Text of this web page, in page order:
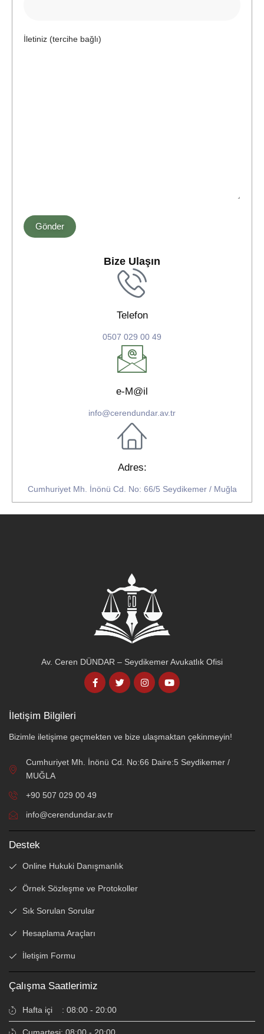
İletiniz (tercihe bağlı)
Bize Ulaşın
Telefon
0507 029 00 49
e-M@il
info@cerendundar.av.tr
Adres:
Cumhuriyet Mh. İnönü Cd. No: 66/5 Seydikemer / Muğla
Av. Ceren DÜNDAR – Seydikemer Avukatlık Ofisi
İletişim Bilgileri
Bizimle iletişime geçmekten ve bize ulaşmaktan çekinmeyin!
Cumhuriyet Mh. İnönü Cd. No:66 Daire:5 Seydikemer /
MUĞLA
+90 507 029 00 49
info@cerendundar.av.tr
Destek
Online Hukuki Danışmanlık
Örnek Sözleşme ve Protokoller
Sık Sorulan Sorular
Hesaplama Araçları
İletişim Formu
Çalışma Saatlerimiz
Hafta içi : 08:00 - 20:00